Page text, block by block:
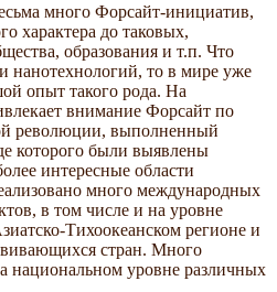
много Форсайт-инициатив,
характера до таковых,
образования и т.п. Что
нанотехнологий, то в мире уже
опыт такого рода. На
внимание Форсайт по
революции, выполненный
которого были выявлены
интересные области
много международных
в том числе и на уровне
Тихоокеанском регионе и
стран. Много
национальном уровне различных